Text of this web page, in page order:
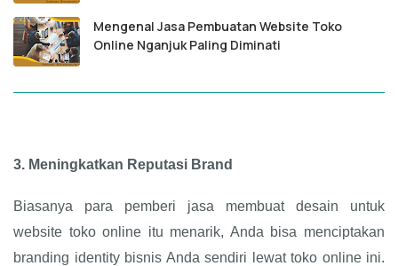
Mengenal Jasa Pembuatan Website Toko
Online Nganjuk Paling Diminati
3. Meningkatkan Reputasi Brand
Biasanya para pemberi jasa membuat desain untuk
website toko online itu menarik, Anda bisa menciptakan
branding identity bisnis Anda sendiri lewat toko online ini.